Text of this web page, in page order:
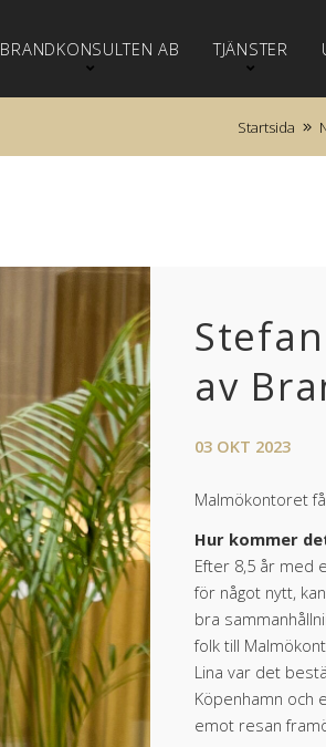
BRANDKONSULTEN AB TJÄNSTER
Startsida
av
03 OKT 2023
Malmökontoret
Hur kommer
Efter 8,5 år med
för något nytt,
bra
folk till
Lina var det
Köpenhamn och
emot resan